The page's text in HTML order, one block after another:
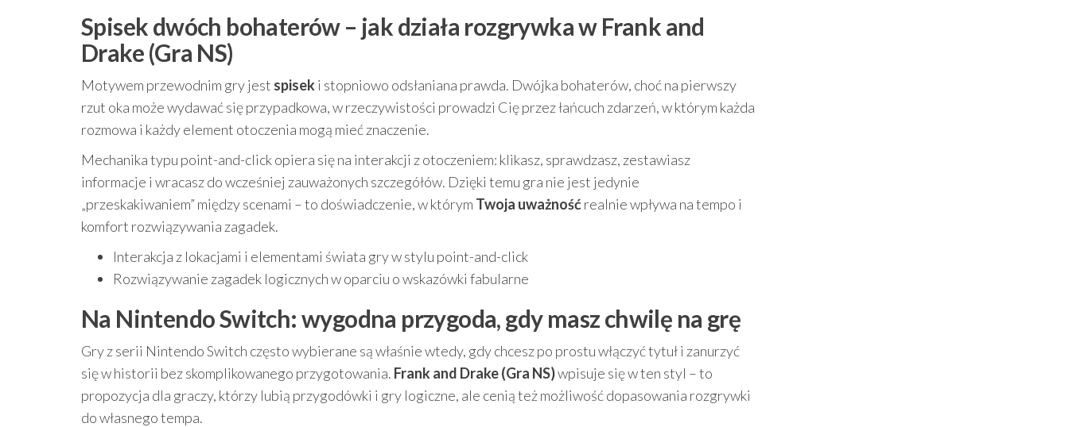
Spisek dwóch bohaterów – jak działa rozgrywka w Frank and
Drake (Gra NS)
Motywem przewodnim gry jest spiseki stopniowo odsłaniana prawda. Dwójka bohaterów, choć na pierwszy
rzut oka może wydawać się przypadkowa, w rzeczywistości prowadzi Cię przez łańcuch zdarzeń, w którym każda
rozmowa i każdy element otoczenia mogą mieć znaczenie.
Mechanika typu point-and-click opiera się na interakcji z otoczeniem: klikasz, sprawdzasz, zestawiasz
informacje i wracasz do wcześniej zauważonych szczegółów. Dzięki temu gra nie jest jedynie
„przeskakiwaniem” między scenami – to doświadczenie, w którym Twoja uważnośćrealnie wpływa na tempo i
komfort rozwiązywania zagadek.
Interakcja z lokacjami i elementami świata gry w stylu point-and-click
Rozwiązywanie zagadek logicznych w oparciu o wskazówki fabularne
Na Nintendo Switch: wygodna przygoda, gdy masz chwilę na grę
Gry z serii Nintendo Switch często wybierane są właśnie wtedy, gdy chcesz po prostu włączyć tytuł i zanurzyć
się w historii bez skomplikowanego przygotowania. Frank and Drake (Gra NS)wpisuje się w ten styl – to
propozycja dla graczy, którzy lubią przygodówki i gry logiczne, ale cenią też możliwość dopasowania rozgrywki
do własnego tempa.